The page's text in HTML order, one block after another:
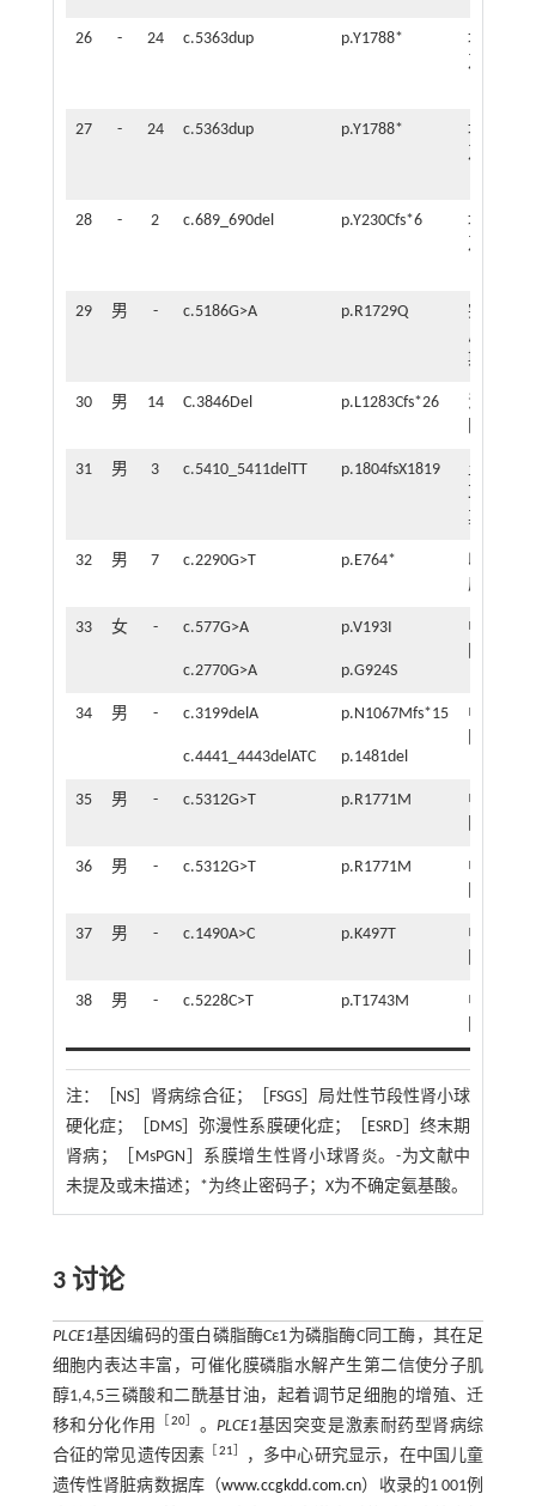
26 - 24 c.5363dup p.Y1788*
埃
及
27 - 24 c.5363dup p.Y1788*
埃
及
28 - 2 c.689_690del p.Y230Cfs*6
埃
及
29 男 - c.5186G>A p.R1729Q
突
尼
斯
30 男 14 C.3846Del p.L1283Cfs*26
法
31 男 3 c.5410_5411delTT p.1804fsX1819
土
耳
其
32 男 7 c.2290G>T p.E764*
印
度
33 女 - c.577G>A p.V193I
中
c.2770G>A
p.G924S
34 男 - c.3199delA p.N1067Mfs*15
中
c.4441_4443delATC
p.1481del
35 男 - c.5312G>T p.R1771M
中
36 男 - c.5312G>T p.R1771M
中
37 男 - c.1490A>C p.K497T
中
38 男 - c.5228C>T p.T1743M
中
注：
［NS］肾病综合征；［FSGS］局灶性节段性肾小球
硬化症；［DMS］弥漫性系膜硬化症；［ESRD］终末期
肾病；［MsPGN］系膜增生性肾小球肾炎。-为文献中
未提及或未描述；*为终止密码子；X为不确定氨基酸。
3 讨论
PLCE1基因编码的蛋白磷脂酶Cε1为磷脂酶C同工酶，其在足
细胞内表达丰富，可催化膜磷脂水解产生第二信使分子肌
醇1,4,5三磷酸和二酰基甘油，起着调节足细胞的增殖、迁
移和分化作用
20］ 。PLCE1基因突变是激素耐药型肾病综
合征的常见遗传因素
21
，多中心研究显示，在中国儿童
遗传性肾脏病数据库（www.ccgkdd.com.cn）收录的1 001例